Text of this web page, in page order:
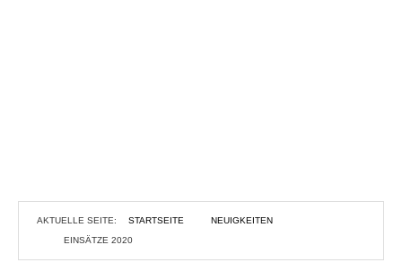
AKTUELLE SEITE: STARTSEITE
NEUIGKEITEN
EINSÄTZE 2020